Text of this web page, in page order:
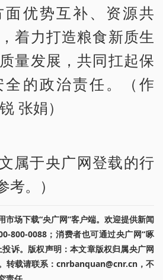
优势互补、资源共
着力打造粮食新质生
量发展，共同扛起保
的政治责任。（作
张娟）
文属于央广网登载的行
。）
市场下载“央广网”客户端。欢迎提供新闻
800-0088；消费者也可通过央广网“啄
诉。版权声明：本文章版权归属央广网
转载请联系：cnrbanquan@cnr.cn，不